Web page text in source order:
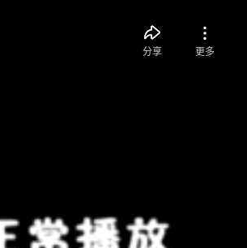
分享 更多